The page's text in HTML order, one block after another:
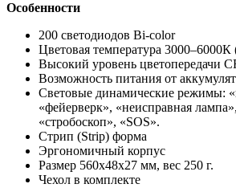
Особенности
200 светодиодов Bi-color
Цветовая температура
Высокий уровень цветопередачи
Возможность питания от
Световые динамические режимы:
«фейерверк», «неисправная
«стробоскоп», «SOS».
Стрип (Strip) форма
Эргономичный корпус
Размер 560х48х27 мм, вес 250 г.
Чехол в комплекте